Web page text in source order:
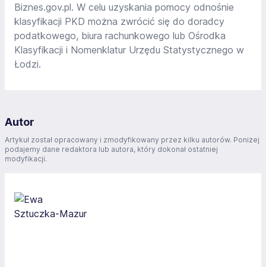
Biznes.gov.pl. W celu uzyskania pomocy odnośnie
klasyfikacji PKD można zwrócić się do doradcy
podatkowego, biura rachunkowego lub Ośrodka
Klasyfikacji i Nomenklatur Urzędu Statystycznego w
Łodzi.
Autor
Artykuł został opracowany i zmodyfikowany przez kilku autorów. Poniżej
podajemy dane redaktora lub autora, który dokonał ostatniej
modyfikacji.